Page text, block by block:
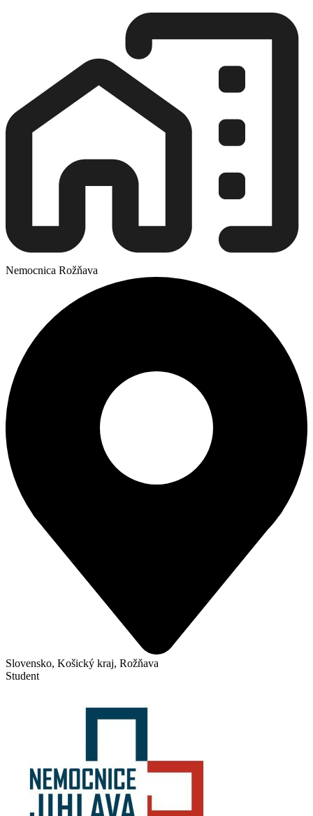
Nemocnica Rožňava
Slovensko, Košický kraj, Rožňava
Student